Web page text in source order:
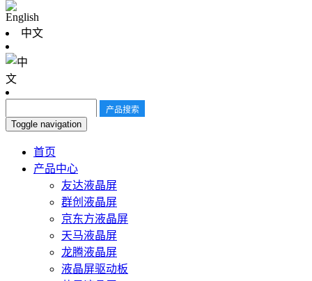
中文
Toggle navigation
首页
产品中心
友达液晶屏
群创液晶屏
京东方液晶屏
天马液晶屏
龙腾液晶屏
液晶屏驱动板